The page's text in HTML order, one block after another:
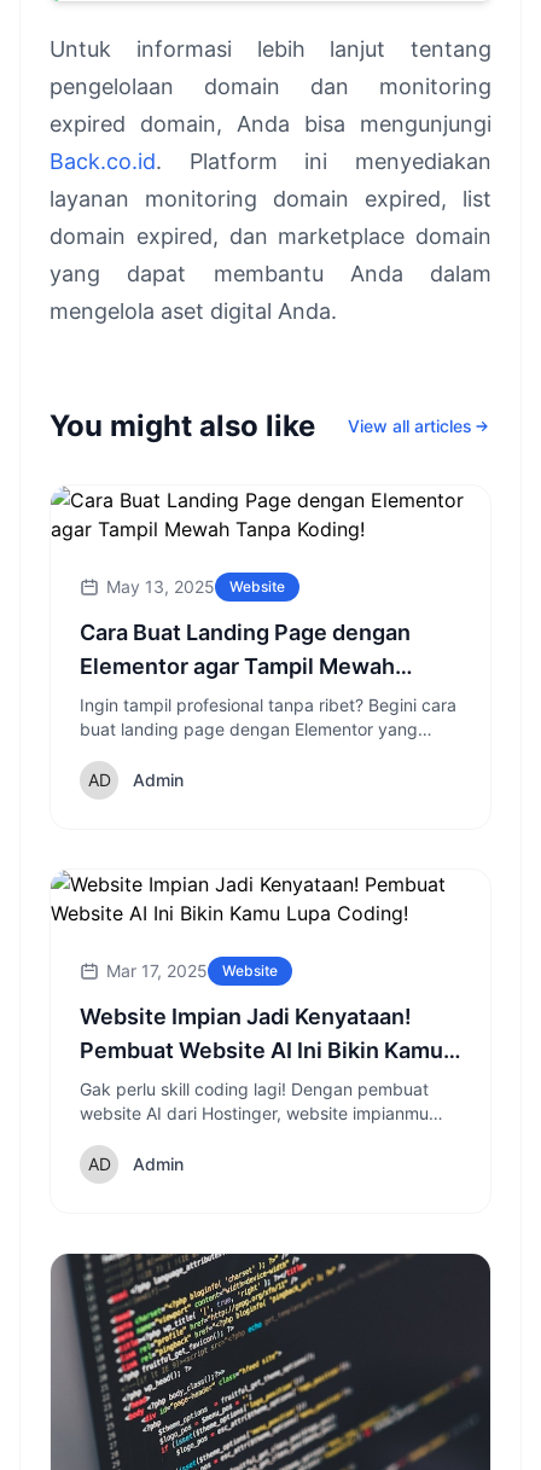
Untuk informasi lebih lanjut tentang
pengelolaan domain dan monitoring
expired domain, Anda bisa mengunjungi
Back.co.id. Platform ini menyediakan
layanan monitoring domain expired, list
domain expired, dan marketplace domain
yang dapat membantu Anda dalam
mengelola aset digital Anda.
You might also like View all articles
May 13, 2025 Website
Cara Buat Landing Page dengan
Elementor agar Tampil Mewah
Tanpa Koding!
Ingin tampil profesional tanpa ribet? Begini cara
buat landing page dengan Elementor yang
Admin
Mar 17, 2025 Website
Website Impian Jadi Kenyataan!
Pembuat Website AI Ini Bikin Kamu
Lupa Coding!
Gak perlu skill coding lagi! Dengan pembuat
website AI dari Hostinger, website impianmu
dengan custom domain gratis. Simak caranya!
Admin